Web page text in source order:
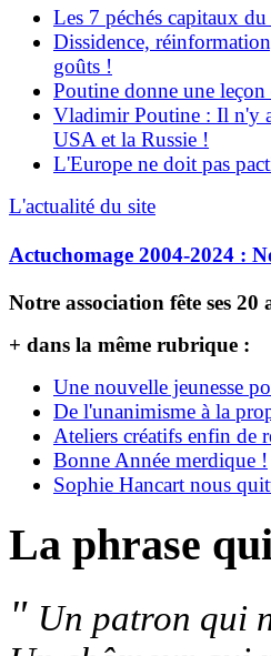
Les 7 péchés capitaux
Dissidence,
goûts !
Poutine donne une
Vladimir Poutine : Il n'y
USA et la Russie !
L'Europe ne doit pas
L'actualité du site
Actuchomage 2004-2024 :
Notre association fête ses 20
+ dans la même rubrique :
Une nouvelle jeunesse
De l'unanimisme à la
Ateliers créatifs enfin de
Bonne Année merdique !
Sophie Hancart nous
La phrase
" Un patron qui